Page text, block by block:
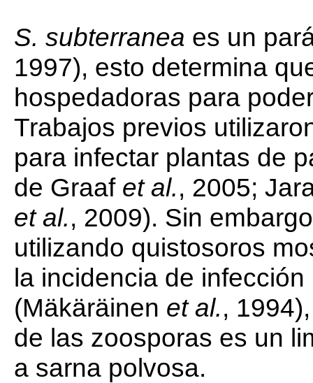
S. subterranea es un
1997), esto determina
hospedadoras para
Trabajos previos
para infectar plantas de
de Graaf et al., 2005;
et al., 2009). Sin
utilizando quistosoros
la incidencia de
(Mäkäräinen et al.,
de las zoosporas es un
a sarna polvosa.